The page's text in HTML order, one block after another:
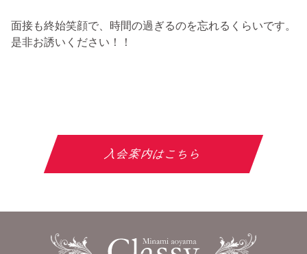
面接も終始笑顔で、時間の過ぎるのを忘れるくらいです。
是非お誘いください！！
入会案内はこちら